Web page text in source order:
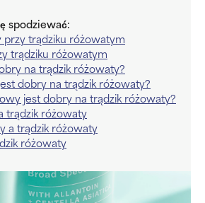
spodziewać:
przy trądziku różowatym
trądziku różowatym
na trądzik różowaty?
dobry na trądzik różowaty?
jest dobry na trądzik różowaty?
trądzik różowaty
a trądzik różowaty
różowaty